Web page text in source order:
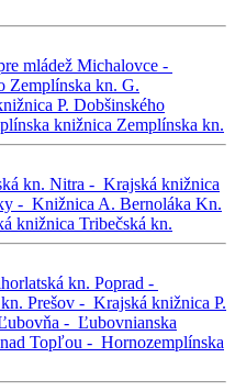
mládež Michalovce -
Zemplínska kn. G.
P. Dobšinského
knižnica Zemplínska kn.
kn. Nitra - Krajská knižnica
- Knižnica A. Bernoláka Kn.
knižnica Tribečská kn.
kn. Poprad -
Prešov - Krajská knižnica P.
- Ľubovnianska
Topľou - Hornozemplínska